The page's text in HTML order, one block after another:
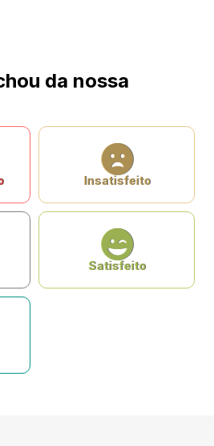
da nossa
Insatisfeito
Satisfeito